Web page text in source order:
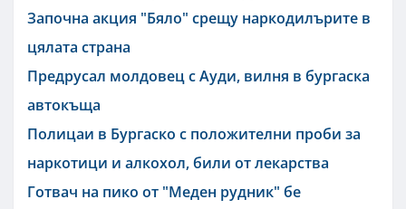
Започна акция "Бяло" срещу наркодилърите в
цялата страна
Предрусал молдовец с Ауди, вилня в бургаска
автокъща
Полицаи в Бургаско с положителни проби за
наркотици и алкохол, били от лекарства
Готвач на пико от "Меден рудник" бе